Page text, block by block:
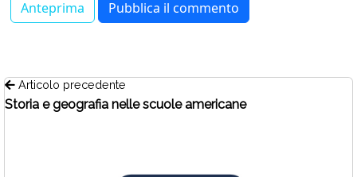
Articolo precedente
Storia e geografia nelle scuole americane